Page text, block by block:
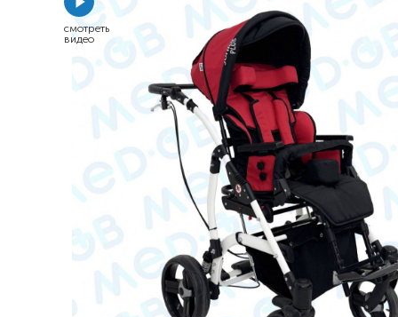
Респираторное оборудование
Подъёмники для инвалидов
смотреть
видео